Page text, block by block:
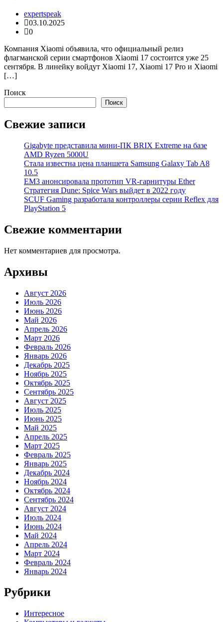
expertspeak
03.10.2025
0
Компания Xiaomi объявила, что официальный релиз
флагманской серии смартфонов Xiaomi 17 состоится уже 25
сентября. В линейку войдут Xiaomi 17, Xiaomi 17 Pro и Xiaomi
[…]
Поиск
Поиск
Свежие записи
Gigabyte представила мини-ПК BRIX Extreme на базе
AMD Ryzen 5000U
Стала известна цена планшета Samsung Galaxy Tab A8
10.5
EM3 анонсировала прототип VR-гарнитуры Ether
Стратегия Dune: Spice Wars выйдет в 2022 году
SCUF Gaming разработала контроллеры серии Reflex для
PlayStation 5
Свежие комментарии
Нет комментариев для просмотра.
Архивы
Август 2026
Июль 2026
Июнь 2026
Май 2026
Апрель 2026
Март 2026
Февраль 2026
Январь 2026
Декабрь 2025
Ноябрь 2025
Октябрь 2025
Сентябрь 2025
Август 2025
Июль 2025
Июнь 2025
Май 2025
Апрель 2025
Март 2025
Февраль 2025
Январь 2025
Декабрь 2024
Ноябрь 2024
Октябрь 2024
Сентябрь 2024
Август 2024
Июль 2024
Июнь 2024
Май 2024
Апрель 2024
Март 2024
Февраль 2024
Январь 2024
Рубрики
Интересное